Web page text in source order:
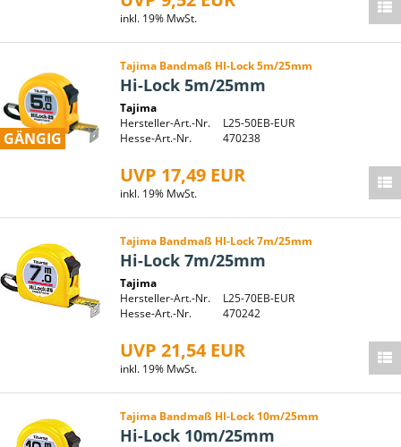
inkl. 19% MwSt.
GÄNGIG
Tajima Bandmaß HI-Lock 5m/25mm
Hi-Lock 5m/25mm
Tajima
Hersteller-Art.-Nr.
L25-50EB-EUR
Hesse-Art.-Nr.
470238
UVP 17,49 EUR
inkl. 19% MwSt.
Tajima Bandmaß HI-Lock 7m/25mm
Hi-Lock 7m/25mm
Tajima
Hersteller-Art.-Nr.
L25-70EB-EUR
Hesse-Art.-Nr.
470242
UVP 21,54 EUR
inkl. 19% MwSt.
Tajima Bandmaß HI-Lock 10m/25mm
Hi-Lock 10m/25mm